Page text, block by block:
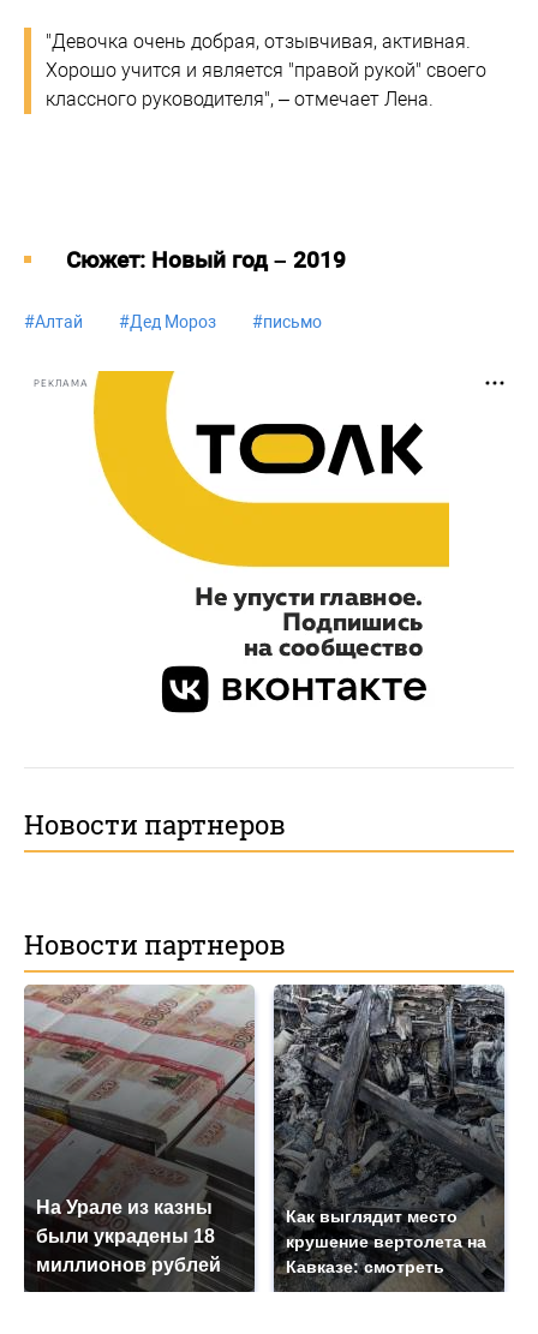
"Девочка очень добрая, отзывчивая, активная.
Хорошо учится и является "правой рукой" своего
классного руководителя", – отмечает Лена.
Cюжет: Новый год – 2019
#Алтай #Дед Мороз #письмо
РЕКЛАМА
Новости партнеров
Новости партнеров
На Урале из казны
были украдены 18
миллионов рублей
Как выглядит место
крушение вертолета на
Кавказе: смотреть